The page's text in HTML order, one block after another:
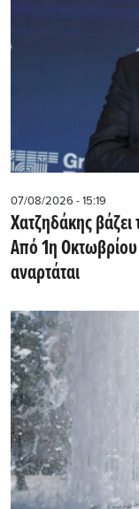
07/08/2026 - 15:19
Χατζηδάκης βάζει
Από 1η Οκτωβρίου
αναρτάται